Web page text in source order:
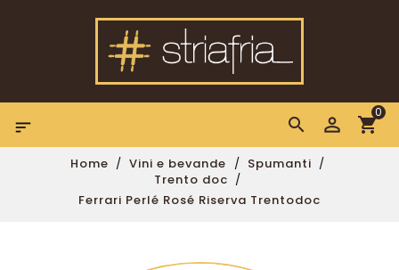
0

Home Vini e bevande
Spumanti
Trento doc
Ferrari Perlé Rosé Riserva Trentodoc